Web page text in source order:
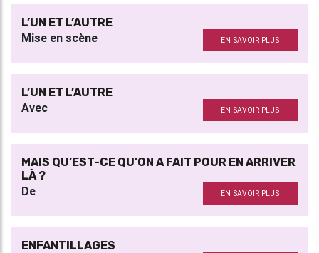
L’UN ET L’AUTRE
Mise en scène EN SAVOIR PLUS
L’UN ET L’AUTRE
Avec EN SAVOIR PLUS
MAIS QU’EST-CE QU’ON A FAIT POUR EN ARRIVER
LÀ ?
De EN SAVOIR PLUS
ENFANTILLAGES